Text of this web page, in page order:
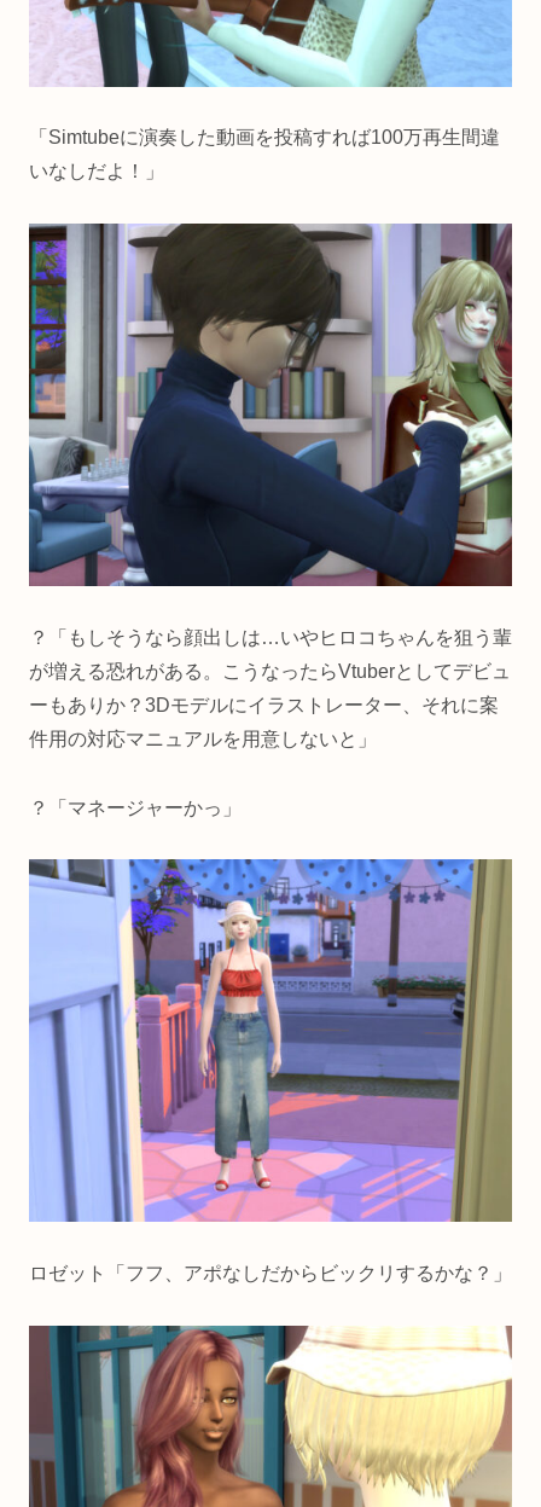
「Simtubeに演奏した動画を投稿すれば100万再生間違
いなしだよ！」
？「もしそうなら顔出しは…いやヒロコちゃんを狙う輩
が増える恐れがある。こうなったらVtuberとしてデビュ
ーもありか？3Dモデルにイラストレーター、それに案
件用の対応マニュアルを用意しないと」
？「マネージャーかっ」
ロゼット「フフ、アポなしだからビックリするかな？」